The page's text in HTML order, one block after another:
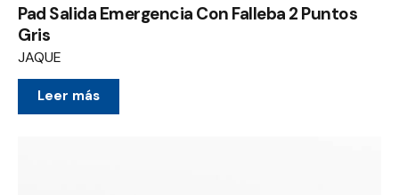
Pad Salida Emergencia Con Falleba 2 Puntos
Gris
JAQUE
Leer más